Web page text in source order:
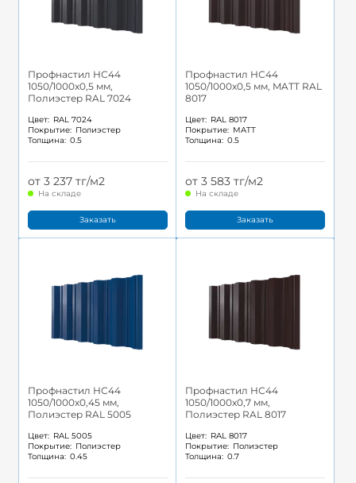
Профнастил НС44
1050/1000x0,5 мм,
Полиэстер RAL 7024
Цвет: RAL 7024
Покрытие: Полиэстер
Толщина: 0.5
от 3 237 тг/м2
На складе
Заказать
Профнастил НС44
1050/1000x0,5 мм, MATT RAL
8017
Цвет: RAL 8017
Покрытие: MATT
Толщина: 0.5
от 3 583 тг/м2
На складе
Заказать
Профнастил НС44
1050/1000x0,45 мм,
Полиэстер RAL 5005
Цвет: RAL 5005
Покрытие: Полиэстер
Толщина: 0.45
Профнастил НС44
1050/1000x0,7 мм,
Полиэстер RAL 8017
Цвет: RAL 8017
Покрытие: Полиэстер
Толщина: 0.7